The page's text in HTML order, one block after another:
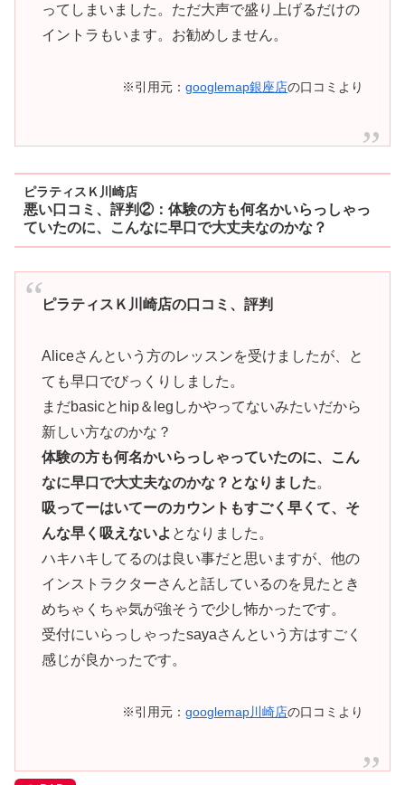
ってしまいました。ただ大声で盛り上げるだけの
イントラもいます。お勧めしません。
※引用元：googlemap銀座店の口コミより
ピラティスＫ川崎店
悪い口コミ、評判②：体験の方も何名かいらっしゃっ
ていたのに、こんなに早口で大丈夫なのかな？
ピラティスＫ川崎店の口コミ、評判
Aliceさんという方のレッスンを受けましたが、と
ても早口でびっくりしました。
まだbasicとhip＆legしかやってないみたいだから
新しい方なのかな？
体験の方も何名かいらっしゃっていたのに、こん
なに早口で大丈夫なのかな？となりました。
吸ってーはいてーのカウントもすごく早くて、そ
んな早く吸えないよ となりました。
ハキハキしてるのは良い事だと思いますが、他の
インストラクターさんと話しているのを見たとき
めちゃくちゃ気が強そうで少し怖かったです。
受付にいらっしゃったsayaさんという方はすごく
感じが良かったです。
※引用元：googlemap川崎店の口コミより